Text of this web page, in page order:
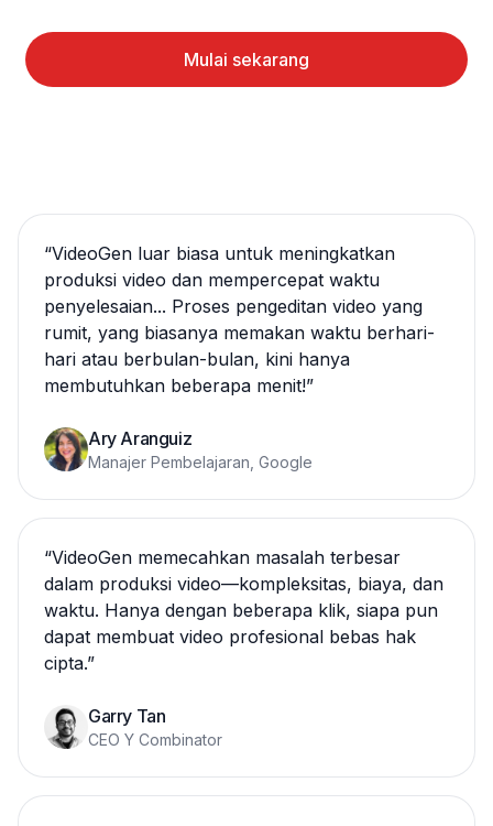
Mulai sekarang
“VideoGen luar biasa untuk meningkatkan
produksi video dan mempercepat waktu
penyelesaian... Proses pengeditan video yang
rumit, yang biasanya memakan waktu berhari-
hari atau berbulan-bulan, kini hanya
membutuhkan beberapa menit!”
Ary Aranguiz
Manajer Pembelajaran, Google
“VideoGen memecahkan masalah terbesar
dalam produksi video—kompleksitas, biaya, dan
waktu. Hanya dengan beberapa klik, siapa pun
dapat membuat video profesional bebas hak
cipta.”
Garry Tan
CEO Y Combinator